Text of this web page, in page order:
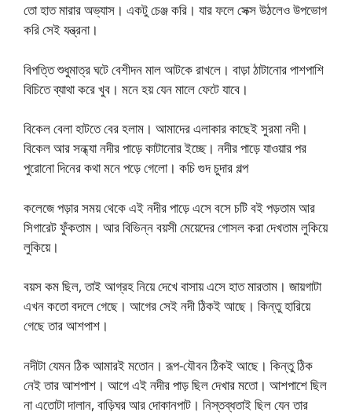
তো হাত মারার অভ্যাস। একটু চেঞ্জ করি। যার ফলে সেক্স উঠলেও উপভোগ
করি সেই যন্ত্রনা।
বিপত্তি শুধুমাত্র ঘটে বেশীদন মাল আটকে রাখলে। বাড়া ঠাটানোর পাশপাশি
বিচিতে ব্যাথা করে খুব। মনে হয় যেন মালে ফেটে যাবে।
বিকেল বেলা হাটতে বের হলাম। আমাদের এলাকার কাছেই সুরমা নদী।
বিকেল আর সন্ধ্যা নদীর পাড়ে কাটানোর ইচ্ছে। নদীর পাড়ে যাওয়ার পর
পুরোনো দিনের কথা মনে পড়ে গেলো। কচি গুদ চুদার গল্প
কলেজে পড়ার সময় থেকে এই নদীর পাড়ে এসে বসে চটি বই পড়তাম আর
সিগারেট ফুঁকতাম। আর বিভিন্ন বয়সী মেয়েদের গোসল করা দেখতাম লুকিয়ে
লুকিয়ে।
বয়স কম ছিল, তাই আগ্রহ নিয়ে দেখে বাসায় এসে হাত মারতাম। জায়গাটা
এখন কতো বদলে গেছে। আগের সেই নদী ঠিকই আছে। কিন্তু হারিয়ে
গেছে তার আশপাশ।
নদীটা যেমন ঠিক আমারই মতোন। রূপ-যৌবন ঠিকই আছে। কিন্তু ঠিক
নেই তার আশপাশ। আগে এই নদীর পাড় ছিল দেখার মতো। আশপাশে ছিল
না এতোটা দালান, বাড়িঘর আর দোকানপাট। নিস্তব্ধতাই ছিল যেন তার